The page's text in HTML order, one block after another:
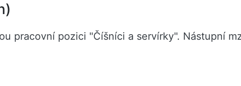
pracovní pozici "Číšníci a servírky". Nástupní